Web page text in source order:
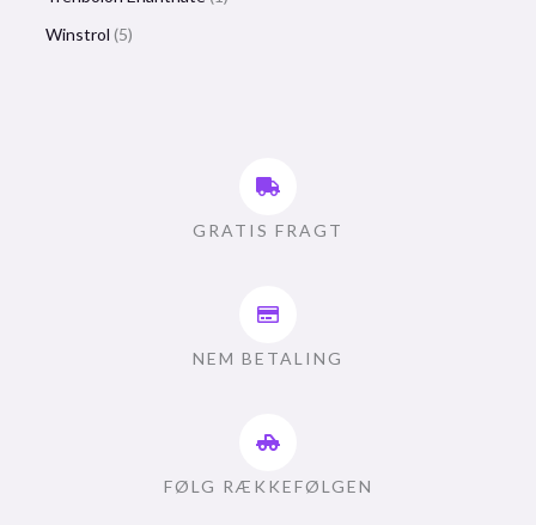
Winstrol 5
GRATIS FRAGT
NEM BETALING
FØLG RÆKKEFØLGEN